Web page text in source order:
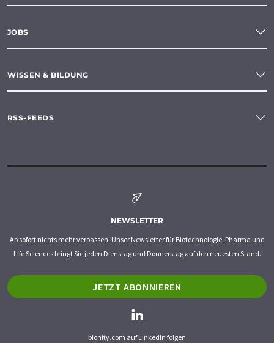
JOBS
WISSEN & BILDUNG
RSS-FEEDS
NEWSLETTER
Ab sofort nichts mehr verpassen: Unser Newsletter für Biotechnologie, Pharma und
Life Sciences bringt Sie jeden Dienstag und Donnerstag auf den neuesten Stand.
JETZT ABONNIEREN
bionity.com auf LinkedIn folgen